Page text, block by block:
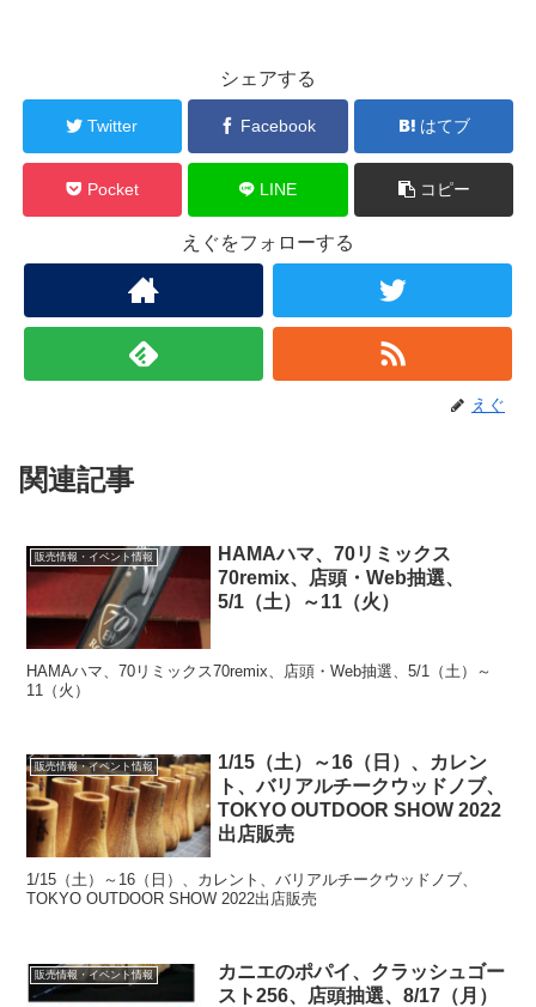
シェアする
Twitter Facebook はてブ
Pocket LINE コピー
えぐをフォローする
えぐ
関連記事
販売情報・イベント情報
HAMAハマ、70リミックス
70remix、店頭・Web抽選、
5/1（土）～11（火）
HAMAハマ、70リミックス70remix、店頭・Web抽選、5/1（土）～
11（火）
販売情報・イベント情報
1/15（土）～16（日）、カレン
ト、バリアルチークウッドノブ、
TOKYO OUTDOOR SHOW 2022
出店販売
1/15（土）～16（日）、カレント、バリアルチークウッドノブ、
TOKYO OUTDOOR SHOW 2022出店販売
販売情報・イベント情報
カニエのポパイ、クラッシュゴー
スト256、店頭抽選、8/17（月）